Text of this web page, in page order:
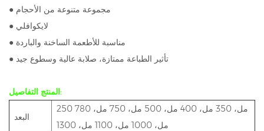
● مجموعة متنوعة من الأحجام
● لايكوافلي
● مناسبة للأطعمة الساخنة والباردة
● تأثير الطباعة ممتازة، صلابة عالية وسطوع جيد
المنتج التفاصيل:
البعد
250 مل، 350 مل، 400 مل، 500 مل، 750 مل، 780
مل، 1000 مل، 1100 مل، 1300